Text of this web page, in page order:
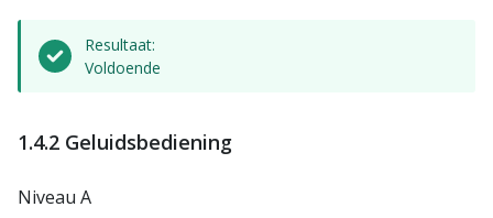
Resultaat:
Voldoende
1.4.2 Geluidsbediening
Niveau A